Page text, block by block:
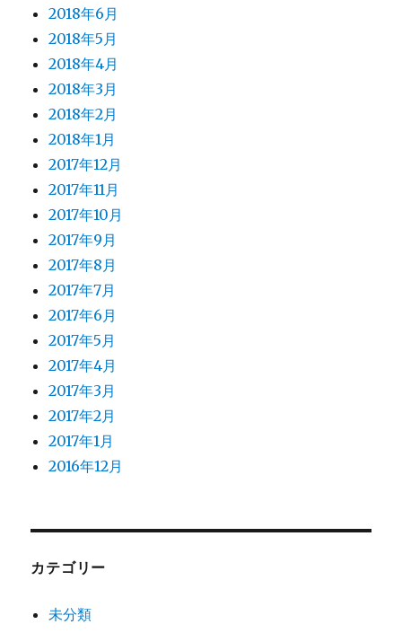
2018年6月
2018年5月
2018年4月
2018年3月
2018年2月
2018年1月
2017年12月
2017年11月
2017年10月
2017年9月
2017年8月
2017年7月
2017年6月
2017年5月
2017年4月
2017年3月
2017年2月
2017年1月
2016年12月
カテゴリー
未分類